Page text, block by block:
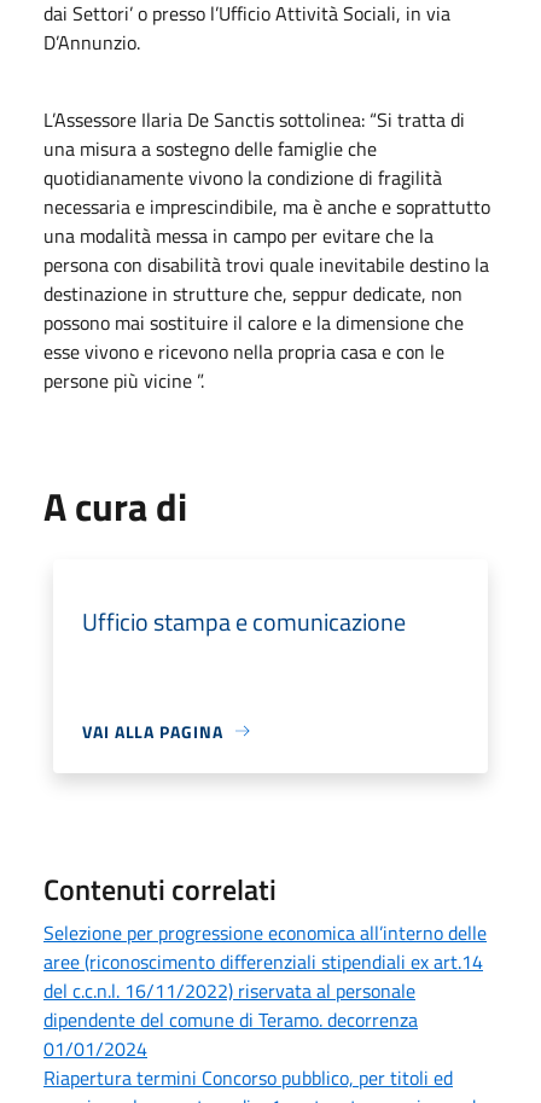
dai Settori’ o presso l’Ufficio Attività Sociali, in via
D’Annunzio.
L’Assessore Ilaria De Sanctis sottolinea: “Si tratta di
una misura a sostegno delle famiglie che
quotidianamente vivono la condizione di fragilità
necessaria e imprescindibile, ma è anche e soprattutto
una modalità messa in campo per evitare che la
persona con disabilità trovi quale inevitabile destino la
destinazione in strutture che, seppur dedicate, non
possono mai sostituire il calore e la dimensione che
esse vivono e ricevono nella propria casa e con le
persone più vicine ”.
A cura di
Ufficio stampa e comunicazione
VAI ALLA PAGINA
Contenuti correlati
Selezione per progressione economica all’interno delle
aree (riconoscimento differenziali stipendiali ex art.14
del c.c.n.l. 16/11/2022) riservata al personale
dipendente del comune di Teramo. decorrenza
01/01/2024
Riapertura termini Concorso pubblico, per titoli ed